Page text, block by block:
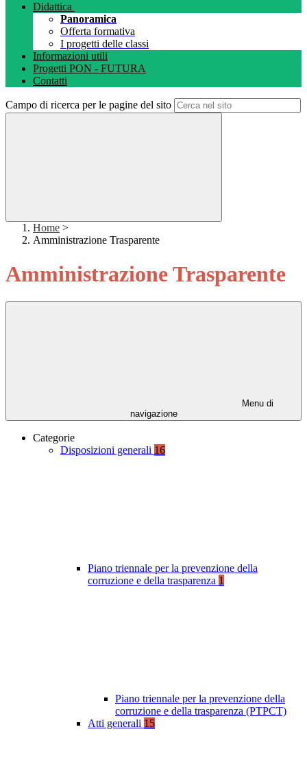
Didattica
Panoramica
Offerta formativa
I progetti delle classi
Informazioni utili
Progetti PON - FUTURA
Contatti
Campo di ricerca per le pagine del sito
Home >
Amministrazione Trasparente
Amministrazione Trasparente
Menu di
navigazione
Categorie
Disposizioni generali 16
Piano triennale per la prevenzione della
corruzione e della trasparenza 1
Piano triennale per la prevenzione della
corruzione e della trasparenza (PTPCT)
Atti generali 15